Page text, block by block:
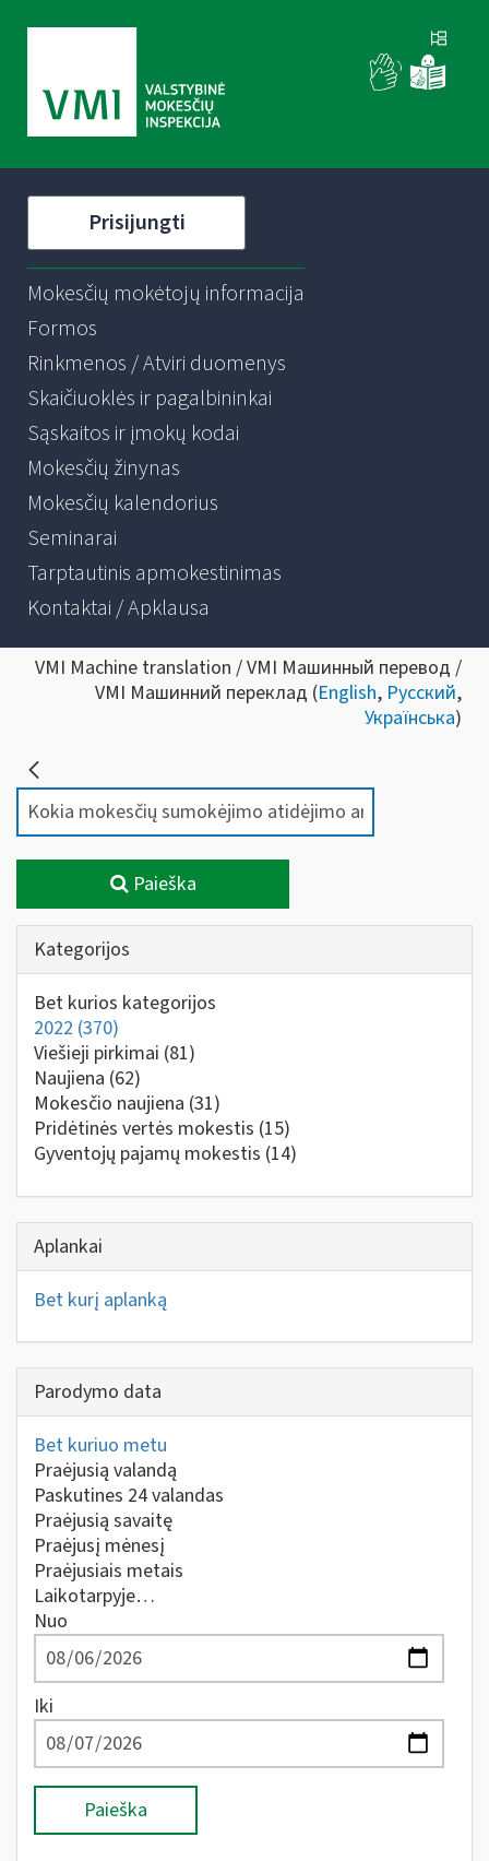
Prisijungti
Mokesčių mokėtojų informacija
Formos
Rinkmenos / Atviri duomenys
Skaičiuoklės ir pagalbininkai
Sąskaitos ir įmokų kodai
Mokesčių žinynas
Mokesčių kalendorius
Seminarai
Tarptautinis apmokestinimas
Kontaktai / Apklausa
VMI Machine translation / VMI Машинный перевод /
VMI Машинний переклад (English, Русский,
Українська)
Paieška
Kategorijos
Bet kurios kategorijos
2022 (370)
Viešieji pirkimai (81)
Naujiena (62)
Mokesčio naujiena (31)
Pridėtinės vertės mokestis (15)
Gyventojų pajamų mokestis (14)
Aplankai
Bet kurį aplanką
Parodymo data
Bet kuriuo metu
Praėjusią valandą
Paskutines 24 valandas
Praėjusią savaitę
Praėjusį mėnesį
Praėjusiais metais
Laikotarpyje…
Nuo
Iki
Paieška